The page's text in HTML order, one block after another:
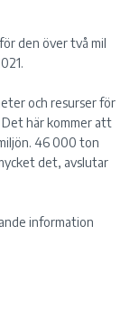
den över två mil
och resurser för
här kommer att
46 000 ton
det, avslutar
information